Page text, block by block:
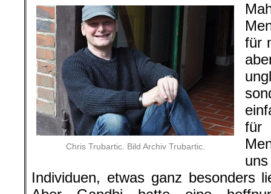
Chris Trubartic. Bild Archiv Trubartic.
für
Individuen, etwas ganz besonders